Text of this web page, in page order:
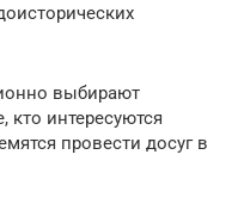
выбирают
кто интересуются
провести досуг в